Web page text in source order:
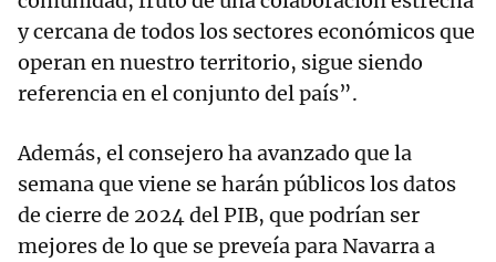
y cercana de todos los sectores económicos que
operan en nuestro territorio, sigue siendo
referencia en el conjunto del país”.
Además, el consejero ha avanzado que la
semana que viene se harán públicos los datos
de cierre de 2024 del PIB, que podrían ser
mejores de lo que se preveía para Navarra a